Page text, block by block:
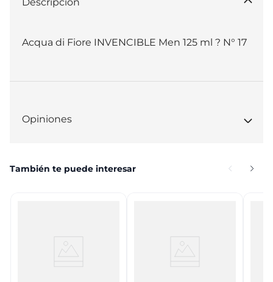
Acqua di Fiore INVENCIBLE Men 125 ml ? N° 17
Opiniones
También te puede interesar